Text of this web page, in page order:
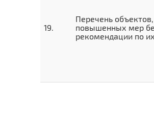
Перечень
повышенных мер
рекомендации по